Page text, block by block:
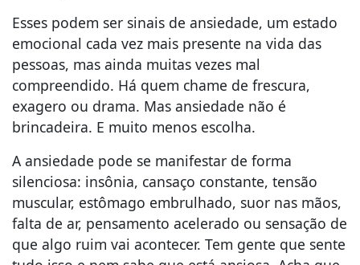
Esses podem ser sinais de ansiedade, um estado
emocional cada vez mais presente na vida das
pessoas, mas ainda muitas vezes mal
compreendido. Há quem chame de frescura,
exagero ou drama. Mas ansiedade não é
brincadeira. E muito menos escolha.
A ansiedade pode se manifestar de forma
silenciosa: insônia, cansaço constante, tensão
muscular, estômago embrulhado, suor nas mãos,
falta de ar, pensamento acelerado ou sensação de
que algo ruim vai acontecer. Tem gente que sente